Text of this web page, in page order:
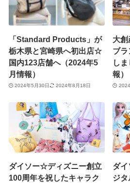
「Standard Products」が
栃木県と宮崎県へ初出店☆
国内123店舗へ（2024年5
月情報）
2024年5月30日 2024年8月18日
大
ブ
し
報）
ダイソー☆ディズニー創立
100周年を祝したキャラク
ダ
ジ